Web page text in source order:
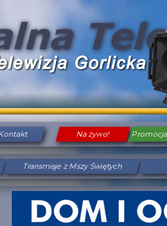
Na żywo!
Transmisje z Mszy Świętych